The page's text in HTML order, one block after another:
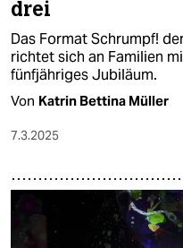
drei
Das Format Schrumpf!
richtet sich an Familien
fünfjähriges Jubiläum.
Von Katrin Bettina Müller
7.3.2025